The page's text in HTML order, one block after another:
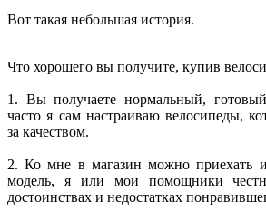
Вот такая небольшая история.
Что хорошего вы получите, купив
1. Вы получаете нормальный,
часто я сам настраиваю велосипеды,
за качеством.
2. Ко мне в магазин можно приехать
модель, я или мои помощники
достоинствах и недостатках